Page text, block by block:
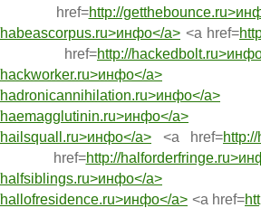
http://
a> <a href=
http://
a>
a>
a>
a> <a href=
http://
a>
a> <a href=